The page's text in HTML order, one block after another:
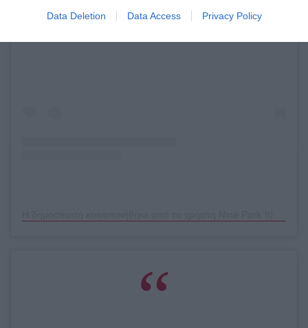
Data Deletion Data Access Privacy Policy